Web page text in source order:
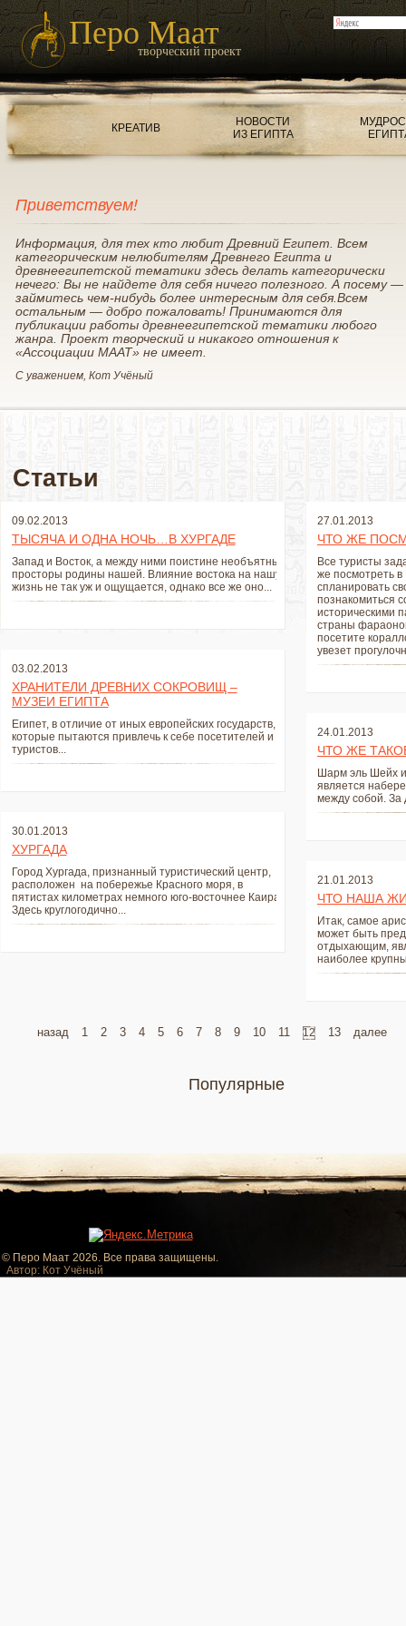
Перо Маат
творческий проект
КРЕАТИВ
НОВОСТИ
ИЗ ЕГИПТА
Приветствуем!
Информация, для тех кто любит Древний Египет. Всем
категорическим нелюбителям Древнего Египта и
древнеегипетской тематики здесь делать категорически
нечего: Вы не найдете для себя ничего полезного. А посему —
займитесь чем-нибудь более интересным для себя.Всем
остальным — добро пожаловать! Принимаются для
публикации работы древнеегипетской тематики любого
жанра. Проект творческий и никакого отношения к
«Ассоциации МААТ» не имеет.
С уважением, Кот Учёный
Статьи
09.02.2013
ТЫСЯЧА И ОДНА НОЧЬ…В ХУРГАДЕ
Запад и Восток, а между ними поистине необъятные
просторы родины нашей. Влияние востока на нашу
жизнь не так уж и ощущается, однако все же оно...
03.02.2013
ХРАНИТЕЛИ ДРЕВНИХ СОКРОВИЩ –
МУЗЕИ ЕГИПТА
Египет, в отличие от иных европейских государств,
которые пытаются привлечь к себе посетителей и
туристов...
30.01.2013
ХУРГАДА
Город Хургада, признанный туристический центр,
расположен на побережье Красного моря, в
пятистах километрах немного юго-восточнее Каира.
Здесь круглогодично...
27.01.2013
ЧТО ЖЕ
Все туристы
же посмотреть в
спланировать
познакомиться
историческими
страны
посетите
увезет
24.01.2013
ЧТО ЖЕ
Шарм эль Шейх
является
между собой. За
21.01.2013
ЧТО НАША
Итак, самое
может быть
отдыхающим,
наиболее
назад 1 2 3 4 5 6 7 8 9 10 11 12 13 далее
Популярные
© Перо Маат 2026. Все права защищены.
Автор: Кот Учёный